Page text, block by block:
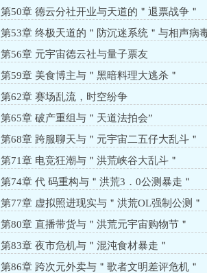
第50章 德云分社开业与天道的＂退票战争＂
第53章 终极天道的＂防沉迷系统＂与相声病
第56章 元宇宙德云社与量子票友
第59章 美食博主与＂黑暗料理大逃杀＂
第62章 赛场乱流，时空纷争
第65章 破产重组与＂天道法拍会”
第68章 跨服聊天与＂元宇宙二五仔大乱斗＂
第71章 电竞狂潮与＂洪荒峡谷大乱斗＂
第74章 代 码重构与＂洪荒3．0公测暴走＂
第77章 虚拟照进现实与＂洪荒OL强制公测＂
第80章 直播带货与＂洪荒元宇宙购物节＂
第83章 夜市危机与＂混沌食材暴走＂
第86章 跨次元外卖与＂歌者文明差评危机＂